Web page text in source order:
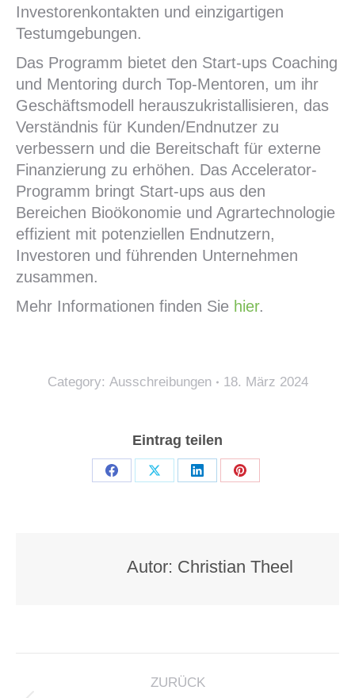
Investorenkontakten und einzigartigen
Testumgebungen.
Das Programm bietet den Start-ups Coaching
und Mentoring durch Top-Mentoren, um ihr
Geschäftsmodell herauszukristallisieren, das
Verständnis für Kunden/Endnutzer zu
verbessern und die Bereitschaft für externe
Finanzierung zu erhöhen. Das Accelerator-
Programm bringt Start-ups aus den
Bereichen Bioökonomie und Agrartechnologie
effizient mit potenziellen Endnutzern,
Investoren und führenden Unternehmen
zusammen.
Mehr Informationen finden Sie hier.
Category: Ausschreibungen 18. März 2024
Eintrag teilen
Teilen
Teilen
Teilen
Teilen
Autor: Christian Theel
KOMMENTARNAVIGATION
ZURÜCK